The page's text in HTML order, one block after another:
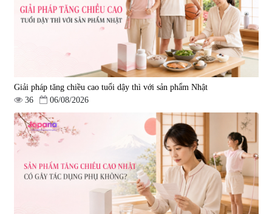
Giải pháp tăng chiều cao tuổi dậy thì với sản phẩm Nhật
36
06/08/2026